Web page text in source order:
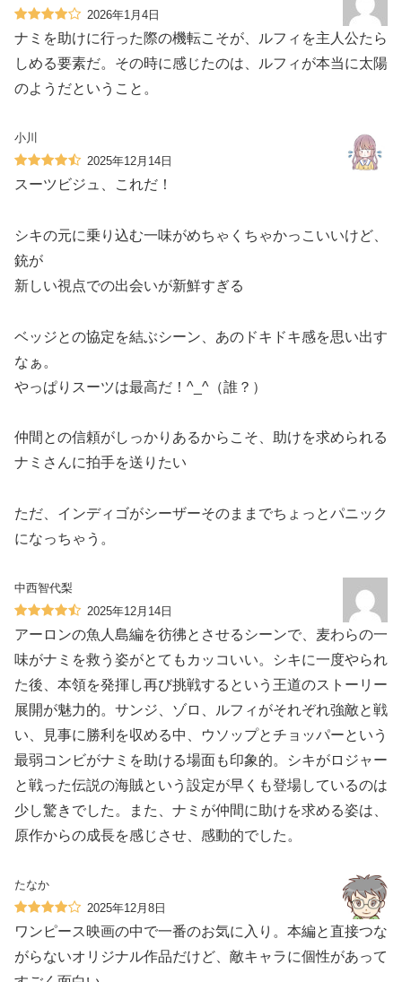
2026年1月4日
ナミを助けに行った際の機転こそが、ルフィを主人公たら
しめる要素だ。その時に感じたのは、ルフィが本当に太陽
のようだということ。
小川
2025年12月14日
スーツビジュ、これだ！
シキの元に乗り込む一味がめちゃくちゃかっこいいけど、
銃が
新しい視点での出会いが新鮮すぎる
ベッジとの協定を結ぶシーン、あのドキドキ感を思い出す
なぁ。
やっぱりスーツは最高だ！^_^（誰？）
仲間との信頼がしっかりあるからこそ、助けを求められる
ナミさんに拍手を送りたい
ただ、インディゴがシーザーそのままでちょっとパニック
になっちゃう。
中西智代梨
2025年12月14日
アーロンの魚人島編を彷彿とさせるシーンで、麦わらの一
味がナミを救う姿がとてもカッコいい。シキに一度やられ
た後、本領を発揮し再び挑戦するという王道のストーリー
展開が魅力的。サンジ、ゾロ、ルフィがそれぞれ強敵と戦
い、見事に勝利を収める中、ウソップとチョッパーという
最弱コンビがナミを助ける場面も印象的。シキがロジャー
と戦った伝説の海賊という設定が早くも登場しているのは
少し驚きでした。また、ナミが仲間に助けを求める姿は、
原作からの成長を感じさせ、感動的でした。
たなか
2025年12月8日
ワンピース映画の中で一番のお気に入り。本編と直接つな
がらないオリジナル作品だけど、敵キャラに個性があって